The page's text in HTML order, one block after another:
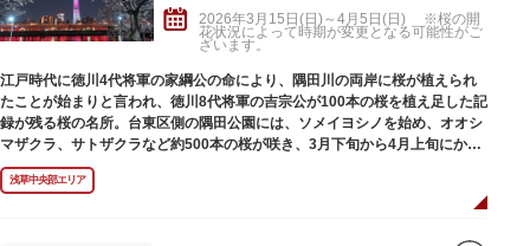
2026年3月15日(日)～4月5日(日) ※桜の開
花状況によって時期が変更となる可能性がご
ざいます。
江戸時代に徳川4代将軍の家綱公の命により、隅田川の両岸に桜が植えられ
たことが始まりと言われ、徳川8代将軍の吉宗公が100本の桜を植え足した記
録が残る桜の名所。台東区側の隅田公園には、ソメイヨシノを始め、オオシ
マザクラ、サトザクラなど約500本の桜が咲き、3月下旬から4月上旬にかけ
て「隅田公園桜祭り」が開催されます。
夜になるとライトアップした夜桜を眺めることができるほか、隅田川の桜と
浅草中央部エリア